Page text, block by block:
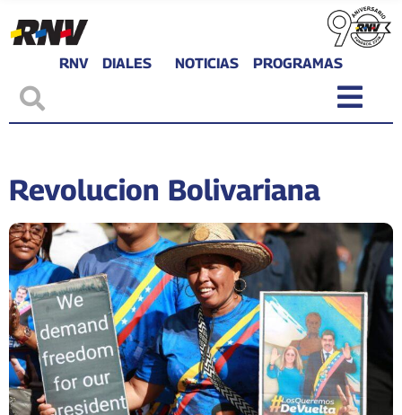
RNV DIALES NOTICIAS PROGRAMAS
Revolucion Bolivariana